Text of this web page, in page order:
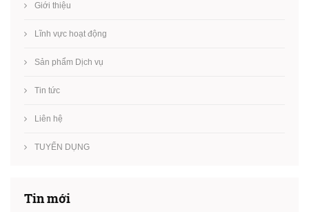
Giới thiệu
Lĩnh vực hoạt động
Sản phẩm Dịch vụ
Tin tức
Liên hệ
TUYỂN DỤNG
Tin mới